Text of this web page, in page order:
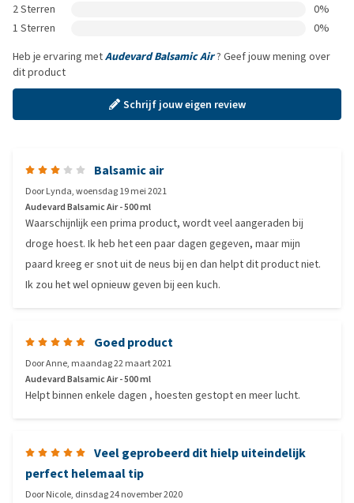
2 Sterren
0%
1 Sterren
0%
Heb je ervaring metAudevard Balsamic Air? Geef jouw mening over
dit product
Schrijf jouw eigen review
Balsamic air
DoorLynda,woensdag 19 mei 2021
Audevard Balsamic Air - 500 ml
Waarschijnlijk een prima product, wordt veel aangeraden bij
droge hoest. Ik heb het een paar dagen gegeven, maar mijn
paard kreeg er snot uit de neus bij en dan helpt dit product niet.
Ik zou het wel opnieuw geven bij een kuch.
Goed product
DoorAnne, maandag 22 maart 2021
Audevard Balsamic Air - 500 ml
Helpt binnen enkele dagen , hoesten gestopt en meer lucht.
Veel geprobeerd dit hielp uiteindelijk
perfect helemaal tip
DoorNicole, dinsdag 24 november 2020